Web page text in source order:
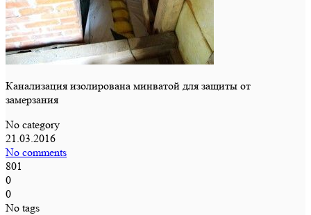
Канализация изолирована минватой для защиты от
замерзания
No category
21.03.2016
No comments
801
0
0
No tags